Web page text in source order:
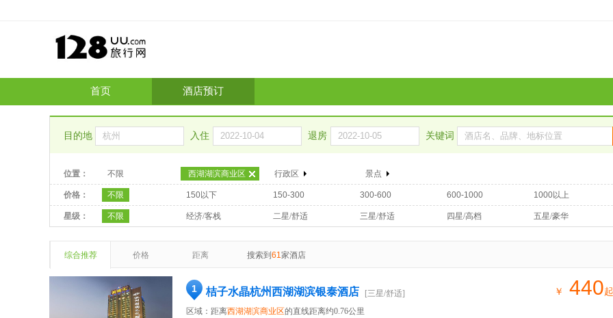
首页 酒店预订
目的地 入住 退房 关键词
位置： 不限 西湖湖滨商业区 行政区 景点
价格： 不限 150以下 150-300 300-600 600-1000 1000以上
星级： 不限 经济/客栈 二星/舒适 三星/舒适 四星/高档 五星/豪华
综合推荐 价格 距离 搜索到 61家酒店
1 桔子水晶杭州西湖湖滨银泰酒店
[三星/舒适]
区域：距离西湖湖滨商业区的直线距离约0.76公里
￥ 440起